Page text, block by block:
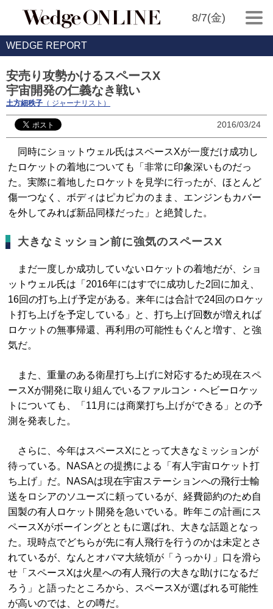
8/7(金)
WEDGE REPORT
安売り攻勢かけるスペースX
宇宙開発の仁義なき戦い
土方細秩子 （ ジャーナリスト）
2016/03/24
同時にショットウェル氏はスペースXが一度だけ成功し
たロケットの着地についても「非常に印象深いものだっ
た。実際に着地したロケットを見学に行ったが、ほとんど
傷一つなく、ボディはピカピカのまま、エンジンもカバー
を外してみれば新品同様だった」と絶賛した。
大きなミッション前に強気のスペースX
まだ一度しか成功していないロケットの着地だが、ショ
ットウェル氏は「2016年にはすでに成功した2回に加え、
16回の打ち上げ予定がある。来年には合計で24回のロケッ
ト打ち上げを予定している」と、打ち上げ回数が増えれば
ロケットの無事帰還、再利用の可能性もぐんと増す、と強
気だ。
また、重量のある衛星打ち上げに対応するため現在スペ
ースXが開発に取り組んでいるファルコン・ヘビーロケッ
トについても、「11月には商業打ち上げができる」との予
測を発表した。
さらに、今年はスペースXにとって大きなミッションが
待っている。NASAとの提携による「有人宇宙ロケット打
ち上げ」だ。NASAは現在宇宙ステーションへの飛行士輸
送をロシアのソユーズに頼っているが、経費節約のため自
国製の有人ロケット開発を急いでいる。昨年この計画にス
ペースXがボーイングとともに選ばれ、大きな話題となっ
た。現時点でどちらが先に有人飛行を行うのかは未定とさ
れているが、なんとオバマ大統領が「うっかり」口を滑ら
せ「スペースXは火星への有人飛行の大きな助けになるだ
ろう」と語ったところから、スペースXが選ばれる可能性
が高いのでは、との噂だ。